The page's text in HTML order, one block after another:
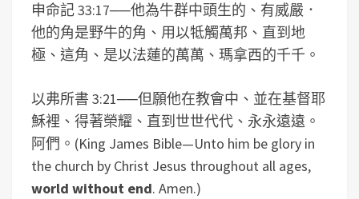
申命記 33:17──他為牛群中頭生的、有威嚴．
他的角是野牛的角、用以牴觸萬邦、直到地
極、這角、是以法蓮的萬萬、瑪拿西的千千。
以弗所書 3:21──但願他在教會中、並在基督耶
穌裡、得著榮耀、直到世世代代、永永遠遠。
阿們。(King James Bible—Unto him be glory in
the church by Christ Jesus throughout all ages,
world without end. Amen.)